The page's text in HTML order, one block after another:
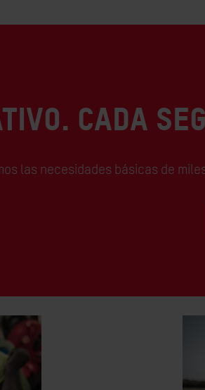
CADA
las necesidades básicas de